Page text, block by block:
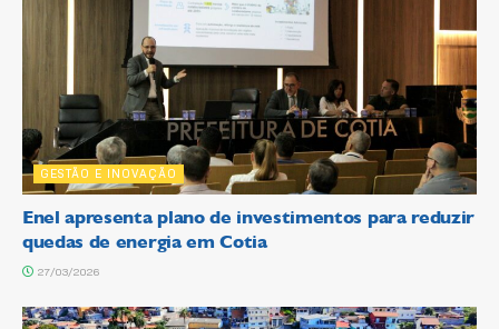
GESTÃO E INOVAÇÃO
Enel apresenta plano de investimentos para reduzir
quedas de energia em Cotia
27/03/2026